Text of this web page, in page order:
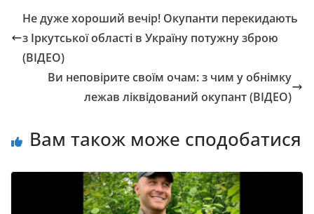
Не дуже хороший вечір! Окупанти перекидають
з Іркутської області в Україну потужну зброю
(ВІДЕО)
Ви неповірите своїм очам: з чим у обнімку
лежав ліквідований окупант (ВІДЕО)
Вам також може сподобатися